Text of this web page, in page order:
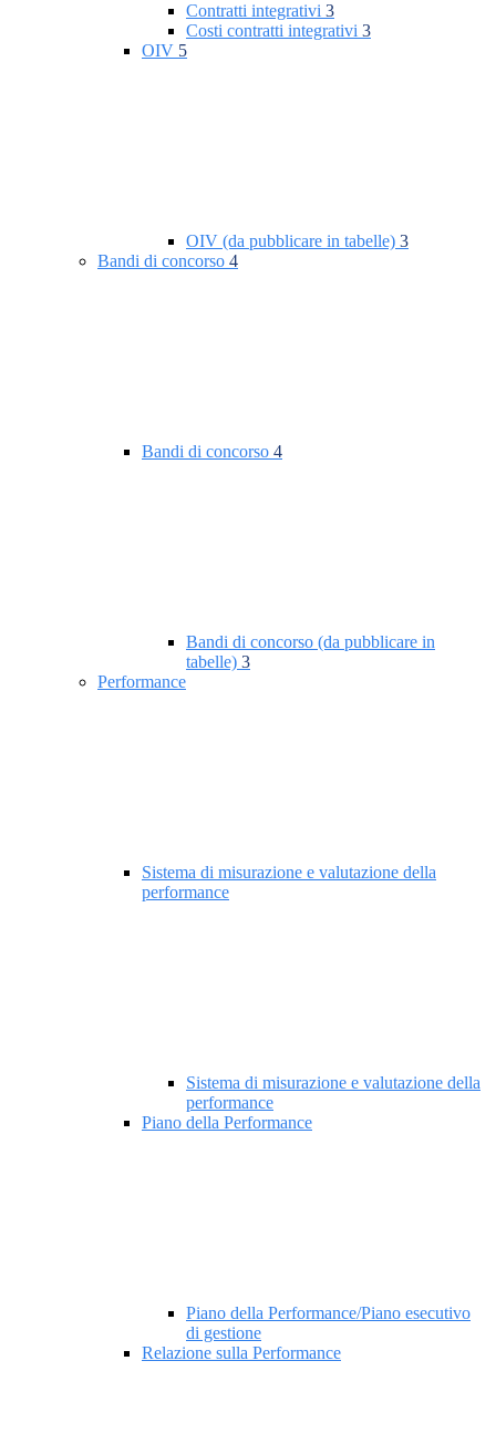
Contratti integrativi 3
Costi contratti integrativi 3
OIV 5
OIV (da pubblicare in tabelle) 3
Bandi di concorso 4
Bandi di concorso 4
Bandi di concorso (da pubblicare in
tabelle) 3
Performance
Sistema di misurazione e valutazione della
performance
Sistema di misurazione e valutazione della
performance
Piano della Performance
Piano della Performance/Piano esecutivo
di gestione
Relazione sulla Performance